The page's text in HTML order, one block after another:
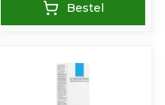
Bestel